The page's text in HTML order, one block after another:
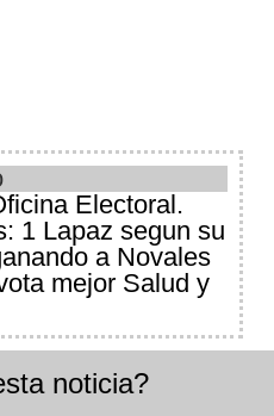
Electoral.
1 Lapaz segun su
a Novales
mejor Salud y
noticia?